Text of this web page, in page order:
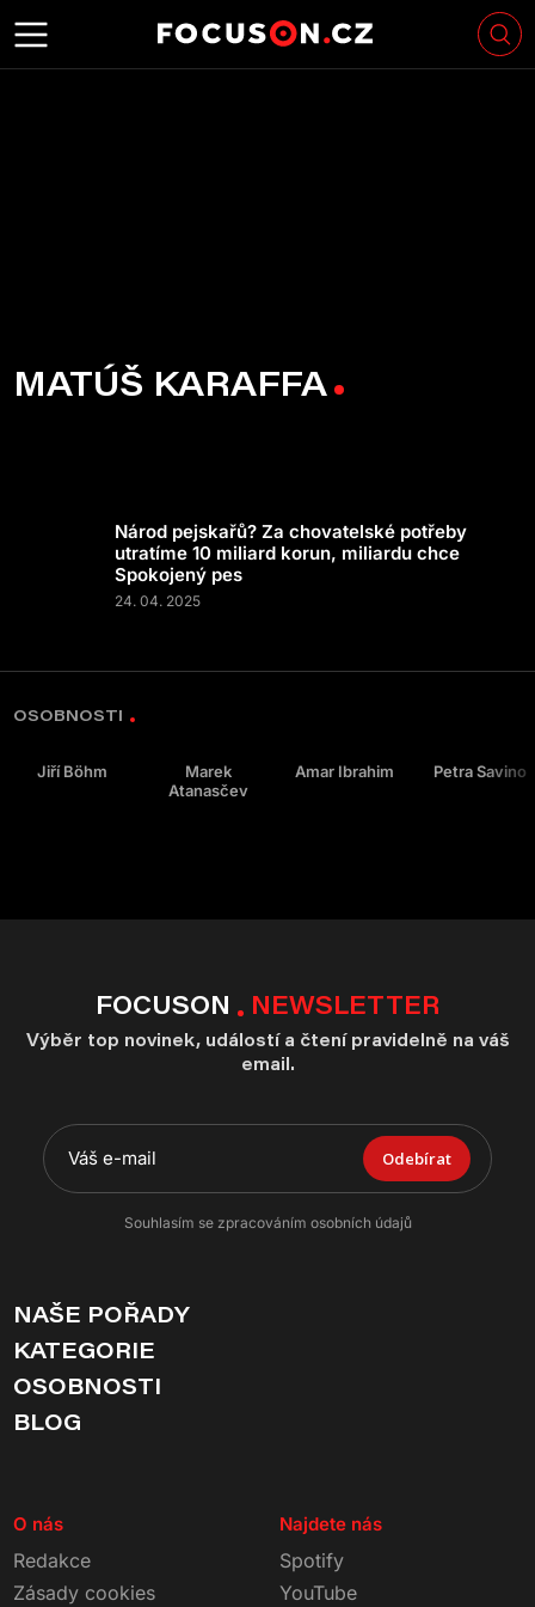
MATÚŠ KARAFFA
Národ pejskařů? Za chovatelské potřeby
utratíme 10 miliard korun, miliardu chce
Spokojený pes
24. 04. 2025
OSOBNOSTI
Jiří Böhm
Marek
Atanasčev
Amar Ibrahim Petra Savino
FOCUSON NEWSLETTER
Výběr top novinek, událostí a čtení pravidelně na váš
email.
Odebírat
Souhlasím se zpracováním osobních údajů
NAŠE POŘADY
KATEGORIE
OSOBNOSTI
BLOG
O nás
Redakce
Zásady cookies
Najdete nás
Spotify
YouTube